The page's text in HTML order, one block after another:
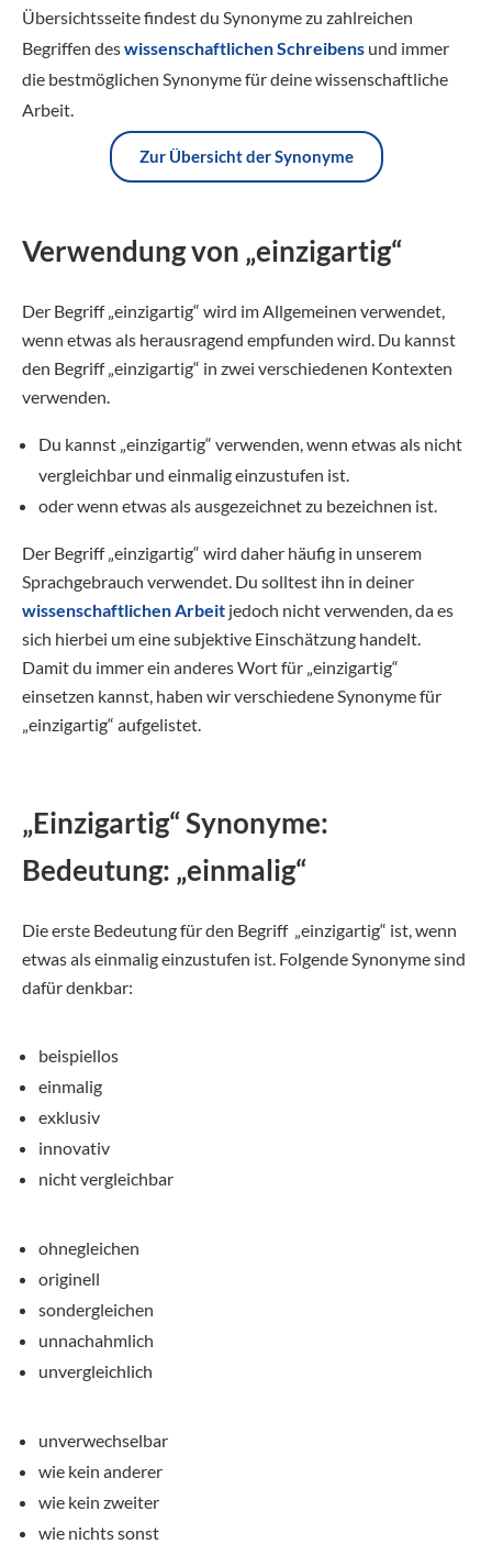
Übersichtsseite findest du Synonyme zu zahlreichen
Begriffen deswissenschaftlichen Schreibens und immer
die bestmöglichen Synonyme für deine wissenschaftliche
Arbeit.
Zur Übersicht der Synonyme
Verwendung von „einzigartig“
Der Begriff „einzigartig“ wird im Allgemeinen verwendet,
wenn etwas als herausragend empfunden wird. Du kannst
den Begriff „einzigartig“ in zwei verschiedenen Kontexten
verwenden.
Du kannst „einzigartig“ verwenden, wenn etwas als nicht
vergleichbar und einmalig einzustufen ist.
oder wenn etwas als ausgezeichnet zu bezeichnen ist.
Der Begriff „einzigartig“ wird daher häufig in unserem
Sprachgebrauch verwendet. Du solltest ihn in deiner
wissenschaftlichen Arbeit jedoch nicht verwenden, da es
sich hierbei um eine subjektive Einschätzung handelt.
Damit du immer ein anderes Wort für „einzigartig“
einsetzen kannst, haben wir verschiedene Synonyme für
„einzigartig“ aufgelistet.
„Einzigartig“ Synonyme:
Bedeutung: „einmalig“
Die erste Bedeutung für den Begriff „einzigartig“ ist, wenn
etwas als einmalig einzustufen ist. Folgende Synonyme sind
dafür denkbar:
beispiellos
einmalig
exklusiv
innovativ
nicht vergleichbar
ohnegleichen
originell
sondergleichen
unnachahmlich
unvergleichlich
unverwechselbar
wie kein anderer
wie kein zweiter
wie nichts sonst